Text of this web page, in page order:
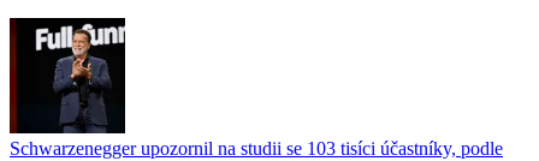
Schwarzenegger upozornil na studii se 103 tisíci účastníky, podle